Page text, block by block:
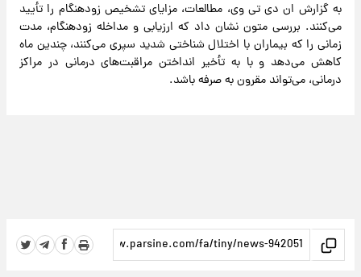
به گزارش ان دی تی وی، مطالعات، مزایای تشخیص زودهنگام را تأیید
می‌کنند. بررسی متون نشان داد که ارزیابی و مداخله زودهنگام، مدت
زمانی را که بیماران با اختلال شناختی شدید سپری می‌کنند، چندین ماه
کاهش می‌دهد و با به تأخیر انداختن مراقبت‌های درمانی در مراکز
درمانی، می‌تواند مقرون به صرفه باشد.